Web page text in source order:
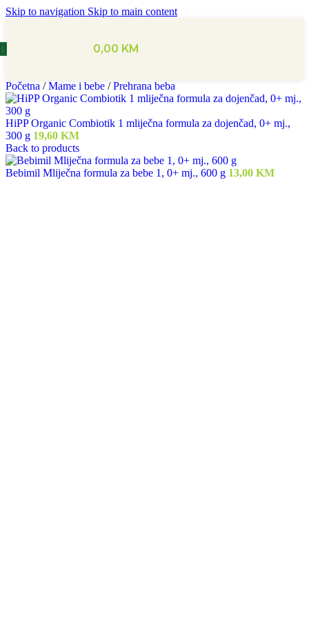
Skip to navigation Skip to main content
0,00 KM
Početna / Mame i bebe / Prehrana beba
HiPP Organic Combiotik 1 mliječna formula za dojenčad, 0+ mj.,
300 g 19,60 KM
Back to products
Bebimil Mliječna formula za bebe 1, 0+ mj., 600 g 13,00 KM